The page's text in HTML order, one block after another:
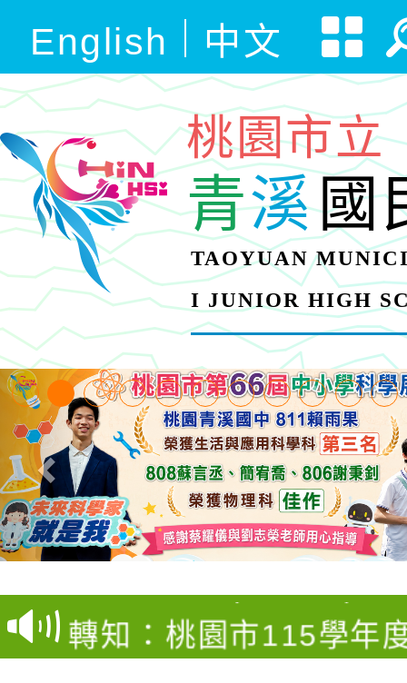
English 中文
桃園市立
青溪國
TAOYUAN
I JUNIOR HIGH
【甄選結果(第4招)】
結果(第4招)
學年度第1學期第7次代
轉知：桃園市115學年